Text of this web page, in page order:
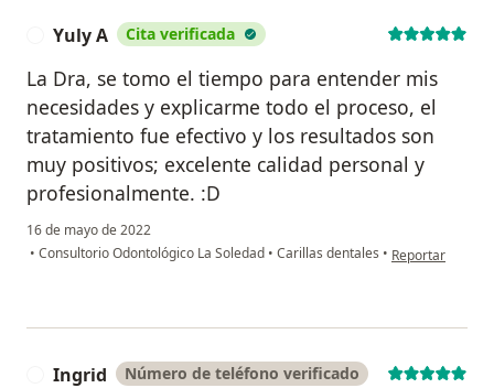
Yuly A Cita verificada
La Dra, se tomo el tiempo para entender mis
necesidades y explicarme todo el proceso, el
tratamiento fue efectivo y los resultados son
muy positivos; excelente calidad personal y
profesionalmente. :D
16 de mayo de 2022
• Consultorio Odontológico La Soledad • Carillas dentales • en opinión del
Reportar
Ingrid Número de teléfono verificado